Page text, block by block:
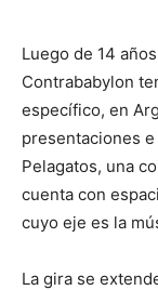
Luego de 14
Contrababylon
específico, en
presentaciones
Pelagatos, una
cuenta con
cuyo eje es la
La gira se